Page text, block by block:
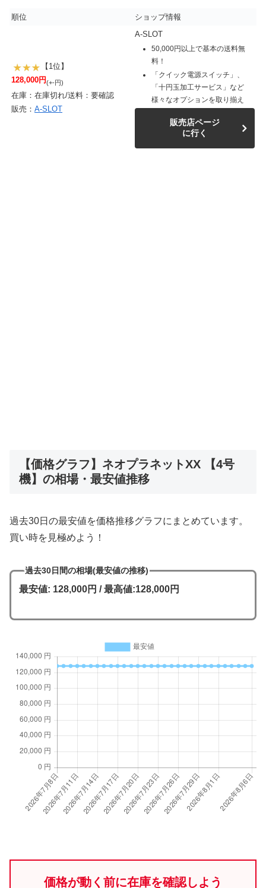
順位 ショップ情報
【1位】
128,000円(+-円)
在庫：在庫切れ/送料：要確認
販売： A-SLOT
A-SLOT
50,000円以上で基本の送料無
料！
「クイック電源スイッチ」、
「十円玉加工サービス」など
様々なオプションを取り揃え
販売店ページ
に行く
【価格グラフ】ネオプラネットXX 【4号
機】の相場・最安値推移
過去30日の最安値を価格推移グラフにまとめています。
買い時を見極めよう！
過去30日間の相場(最安値の推移)
最安値: 128,000円 / 最高値:128,000円
価格が動く前に在庫を確認しよう